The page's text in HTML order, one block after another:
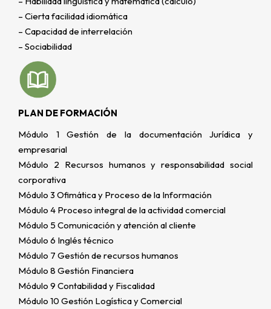
– Cierta facilidad idiomática
– Capacidad de interrelación
– Sociabilidad
PLAN DE FORMACIÓN
Módulo 1 Gestión de la documentación Jurídica y
empresarial
Módulo 2 Recursos humanos y responsabilidad social
corporativa
Módulo 3 Ofimática y Proceso de la Información
Módulo 4 Proceso integral de la actividad comercial
Módulo 5 Comunicación y atención al cliente
Módulo 6 Inglés técnico
Módulo 7 Gestión de recursos humanos
Módulo 8 Gestión Financiera
Módulo 9 Contabilidad y Fiscalidad
Módulo 10 Gestión Logística y Comercial